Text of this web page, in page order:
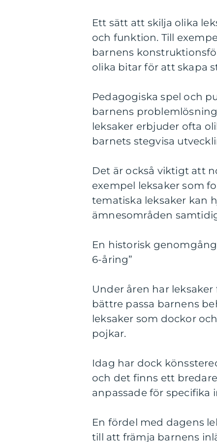
Ett sätt att skilja olika
och funktion. Till
barnens
olika bitar för att skapa
Pedagogiska spel och
barnens
leksaker erbjuder ofta
barnets stegvisa
Det är också viktigt att
exempel leksaker som
tematiska leksaker kan
ämnesområden
En historisk
6-åring”
Under åren har
bättre passa barnens
leksaker som dockor
pojkar.
Idag har dock
och det finns ett
anpassade för specifika
En fördel med dagens
till att främja barnens